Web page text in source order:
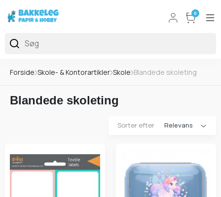
0
Forside Skole- & Kontorartikler Skole Blandede skoleting
Blandede skoleting
Sorter efter